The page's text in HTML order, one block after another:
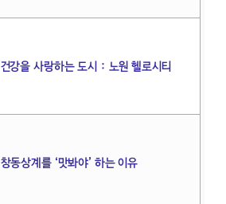
건강을 사랑하는 도시 : 노원 헬로시티
창동상계를 ‘맛봐야’ 하는 이유